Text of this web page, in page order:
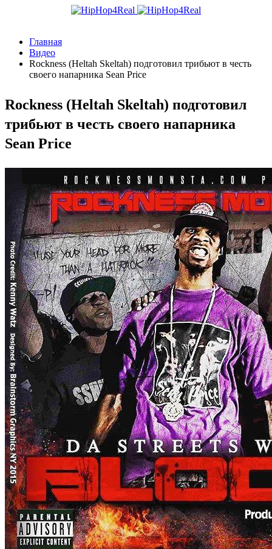
Главная
Видео
Rockness (Heltah Skeltah) подготовил трибьют в честь
своего напарника Sean Price
Rockness (Heltah Skeltah) подготовил
трибьют в честь своего напарника
Sean Price